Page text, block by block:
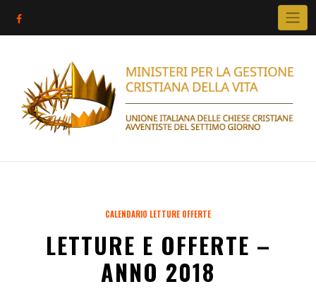
CALENDARIO LETTURE OFFERTE
LETTURE E OFFERTE –
ANNO 2018